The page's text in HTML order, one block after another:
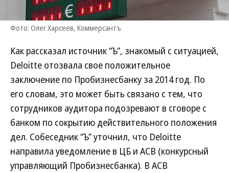
Фото: Олег Харсеев, Коммерсантъ
Как рассказал источник “Ъ”, знакомый с ситуацией,
Deloitte отозвала свое положительное
заключение по Пробизнесбанку за 2014 год. По
его словам, это может быть связано с тем, что
сотрудников аудитора подозревают в сговоре с
банком по сокрытию действительного положения
дел. Собеседник “Ъ” уточнил, что Deloitte
направила уведомление в ЦБ и АСВ (конкурсный
управляющий Пробизнесбанка). В АСВ